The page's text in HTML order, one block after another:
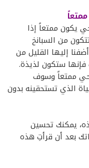
يكون ممتعاً إذا
من السبانخ
إليها القليل من
فإنها ستكون لذيذة.
ممتعاً وسوف
الذي تستحقينه بدون
يمكنك تحسين
بعد أن قرأتِ هذه